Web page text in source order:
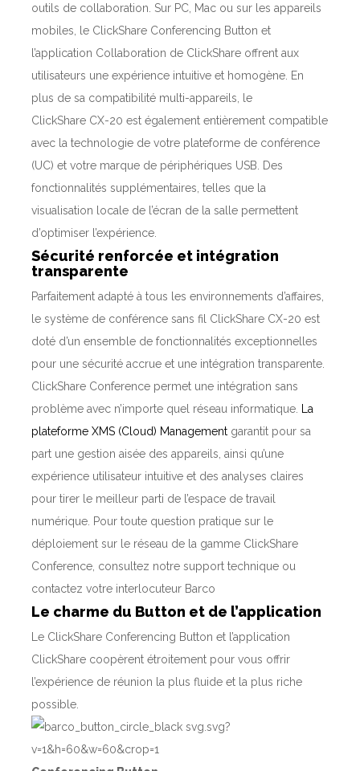
outils de collaboration. Sur PC, Mac ou sur les appareils
mobiles, le ClickShare Conferencing Button et
l’application Collaboration de ClickShare offrent aux
utilisateurs une expérience intuitive et homogène. En
plus de sa compatibilité multi-appareils, le
ClickShare CX-20 est également entièrement compatible
avec la technologie de votre plateforme de conférence
(UC) et votre marque de périphériques USB. Des
fonctionnalités supplémentaires, telles que la
visualisation locale de l’écran de la salle permettent
d’optimiser l’expérience.
Sécurité renforcée et intégration
transparente
Parfaitement adapté à tous les environnements d’affaires,
le système de conférence sans fil ClickShare CX-20 est
doté d’un ensemble de fonctionnalités exceptionnelles
pour une sécurité accrue et une intégration transparente.
ClickShare Conference permet une intégration sans
problème avec n’importe quel réseau informatique.
La
plateforme XMS (Cloud) Management garantit pour sa
part une gestion aisée des appareils, ainsi qu’une
expérience utilisateur intuitive et des analyses claires
pour tirer le meilleur parti de l’espace de travail
numérique. Pour toute question pratique sur le
déploiement sur le réseau de la gamme ClickShare
Conference, consultez notre support technique ou
contactez votre interlocuteur Barco
Le charme du Button et de l’application
Le ClickShare Conferencing Button et l’application
ClickShare coopèrent étroitement pour vous offrir
l’expérience de réunion la plus fluide et la plus riche
possible.